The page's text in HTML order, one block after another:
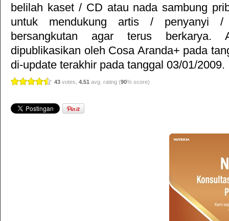
belilah kaset / CD atau nada sambung
untuk mendukung artis / penyanyi
bersangkutan agar terus berkarya.
dipublikasikan oleh Cosa Aranda+ pada
di-update terakhir pada tanggal 03/01/2009.
43 votes, 4.51 avg. rating (90% score)